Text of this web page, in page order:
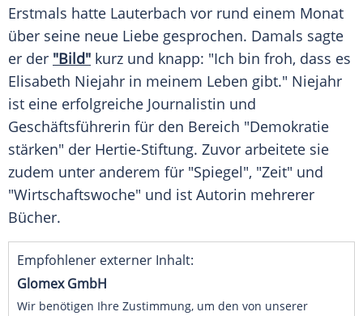
Erstmals hatte Lauterbach vor rund einem Monat
über seine neue Liebe gesprochen. Damals sagte
er der "Bild" kurz und knapp: "Ich bin froh, dass es
Elisabeth Niejahr in meinem Leben gibt." Niejahr
ist eine erfolgreiche Journalistin und
Geschäftsführerin für den Bereich "Demokratie
stärken" der Hertie-Stiftung. Zuvor arbeitete sie
zudem unter anderem für "Spiegel", "Zeit" und
"Wirtschaftswoche" und ist Autorin mehrerer
Bücher.
Empfohlener externer Inhalt:
Glomex GmbH
Wir benötigen Ihre Zustimmung, um den von unserer